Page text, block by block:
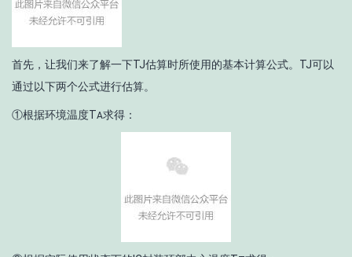
首先，让我们来了解一下TJ估算时所使用的基本计算公式。TJ可以
通过以下两个公式进行估算。
①根据环境温度TA求得：